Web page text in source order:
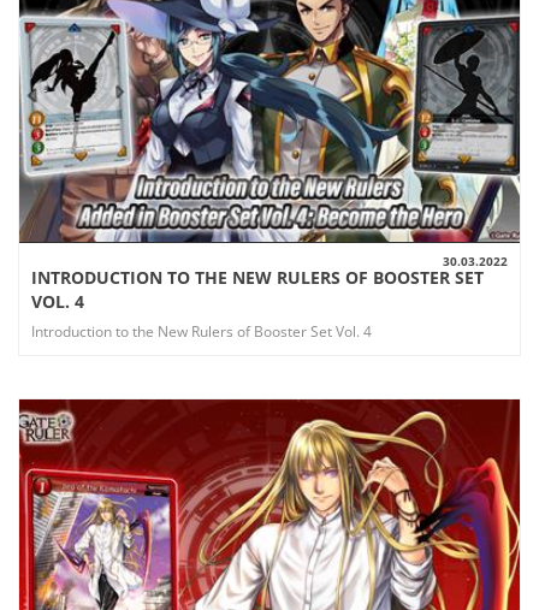
AUSSICHT
30.03.2022
INTRODUCTION TO THE NEW RULERS OF BOOSTER SET
VOL. 4
Introduction to the New Rulers of Booster Set Vol. 4